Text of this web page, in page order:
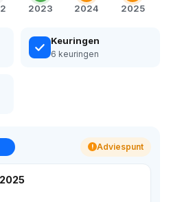
2023 2024 2025
Keuringen
6 keuringen
! Adviespunt